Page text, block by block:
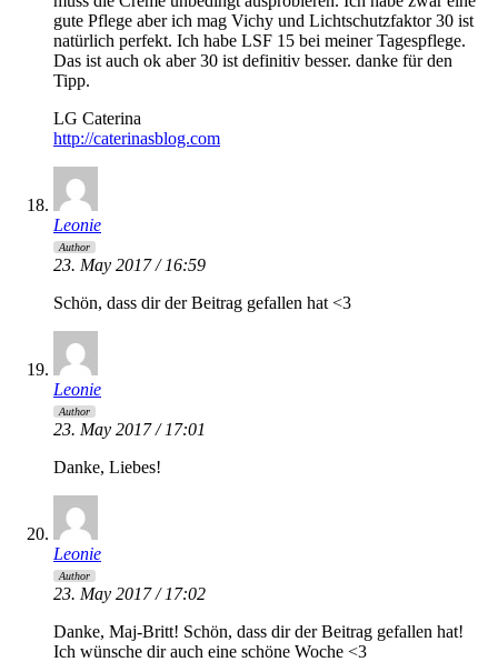
gute Pflege aber ich mag Vichy und Lichtschutzfaktor 30 ist
natürlich perfekt. Ich habe LSF 15 bei meiner Tagespflege.
Das ist auch ok aber 30 ist definitiv besser. danke für den
Tipp.
LG Caterina
http://caterinasblog.com
Leonie
Author
23. May 2017 / 16:59
Schön, dass dir der Beitrag gefallen hat <3
Leonie
Author
23. May 2017 / 17:01
Danke, Liebes!
Leonie
Author
23. May 2017 / 17:02
Danke, Maj-Britt! Schön, dass dir der Beitrag gefallen hat!
Ich wünsche dir auch eine schöne Woche <3